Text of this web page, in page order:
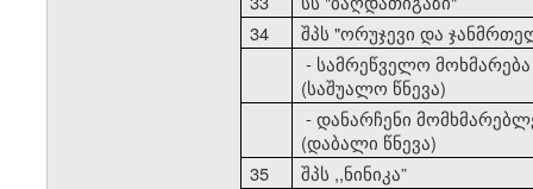
34
შპს "ორუჯევი და
- სამრეწველო მოხმარება
(საშუალო წნევა)
- დანარჩენი
(დაბალი წნევა)
35
შპს ,,ნინიკა”